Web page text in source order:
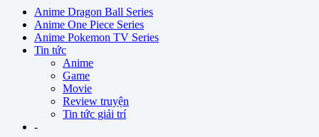
Anime Dragon Ball Series
Anime One Piece Series
Anime Pokemon TV Series
Tin tức
Anime
Game
Movie
Review truyện
Tin tức giải trí
-